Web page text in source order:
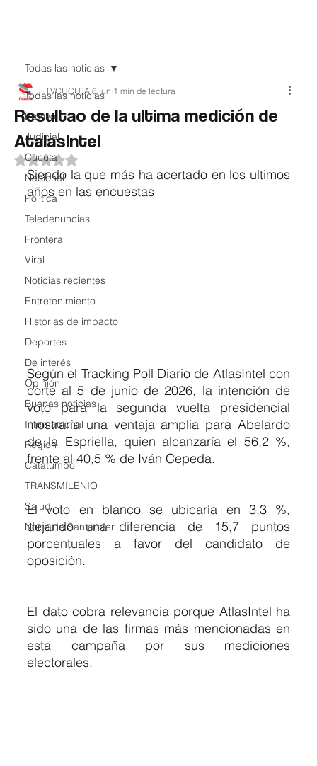
Todas las noticias
EnVivo
Judicial
Cúcuta
Nacional
Política
Teledenuncias
Frontera
Viral
Noticias recientes
Entretenimiento
Historias de impacto
Deportes
De interés
Opinión
Buenas noticias
Internacional
Region
Catatumbo
TRANSMILENIO
Salud
Norte de Santander
Todas las noticias
Resultao de la ultima medición de
AtalasIntel
TVCUCUTA 6 jun 1 min de lectura
Obtuvo NaN de 5 estrellas.
Siendo la que más ha acertado en los ultimos
años en las encuestas
Según el Tracking Poll Diario de AtlasIntel con
corte al 5 de junio de 2026, la intención de
voto para la segunda vuelta presidencial
mostraría una ventaja amplia para Abelardo
de la Espriella, quien alcanzaría el 56,2 %,
frente al 40,5 % de Iván Cepeda.
El voto en blanco se ubicaría en 3,3 %,
dejando una diferencia de 15,7 puntos
porcentuales a favor del candidato de
oposición.
El dato cobra relevancia porque AtlasIntel ha
sido una de las firmas más mencionadas en
esta campaña por sus mediciones
electorales.